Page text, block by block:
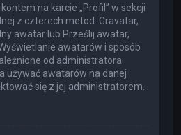
na karcie „Profil” w sekcji
z czterech metod: Gravatar,
awatar lub Prześlij awatar,
awatarów i sposób
od administratora
używać awatarów na danej
się z jej administratorem.